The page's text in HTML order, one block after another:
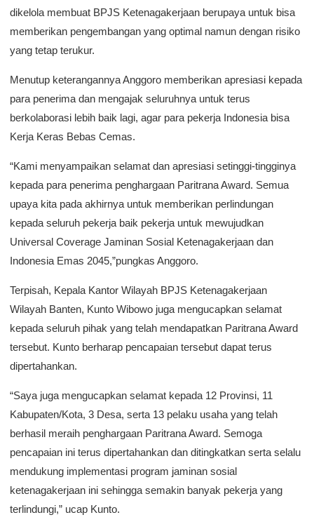
dikelola membuat BPJS Ketenagakerjaan berupaya untuk bisa
memberikan pengembangan yang optimal namun dengan risiko
yang tetap terukur.
Menutup keterangannya Anggoro memberikan apresiasi kepada
para penerima dan mengajak seluruhnya untuk terus
berkolaborasi lebih baik lagi, agar para pekerja Indonesia bisa
Kerja Keras Bebas Cemas.
“Kami menyampaikan selamat dan apresiasi setinggi-tingginya
kepada para penerima penghargaan Paritrana Award. Semua
upaya kita pada akhirnya untuk memberikan perlindungan
kepada seluruh pekerja baik pekerja untuk mewujudkan
Universal Coverage Jaminan Sosial Ketenagakerjaan dan
Indonesia Emas 2045,”pungkas Anggoro.
Terpisah, Kepala Kantor Wilayah BPJS Ketenagakerjaan
Wilayah Banten, Kunto Wibowo juga mengucapkan selamat
kepada seluruh pihak yang telah mendapatkan Paritrana Award
tersebut. Kunto berharap pencapaian tersebut dapat terus
dipertahankan.
“Saya juga mengucapkan selamat kepada 12 Provinsi, 11
Kabupaten/Kota, 3 Desa, serta 13 pelaku usaha yang telah
berhasil meraih penghargaan Paritrana Award. Semoga
pencapaian ini terus dipertahankan dan ditingkatkan serta selalu
mendukung implementasi program jaminan sosial
ketenagakerjaan ini sehingga semakin banyak pekerja yang
terlindungi,” ucap Kunto.